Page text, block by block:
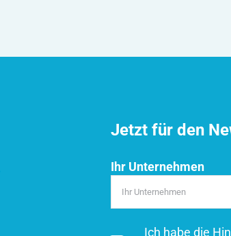
Jetzt für den
Ihr Unternehmen
Ich habe die